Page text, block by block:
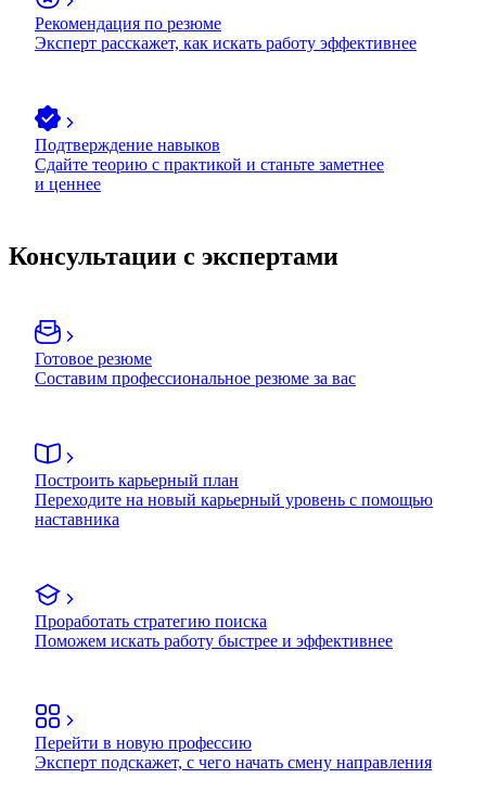
Рекомендация по резюме
Эксперт расскажет, как искать работу эффективнее
Подтверждение навыков
Сдайте теорию с практикой и станьте заметнее
и ценнее
Консультации с экспертами
Готовое резюме
Составим профессиональное резюме за вас
Построить карьерный план
Переходите на новый карьерный уровень с помощью
наставника
Проработать стратегию поиска
Поможем искать работу быстрее и эффективнее
Перейти в новую профессию
Эксперт подскажет, с чего начать смену направления